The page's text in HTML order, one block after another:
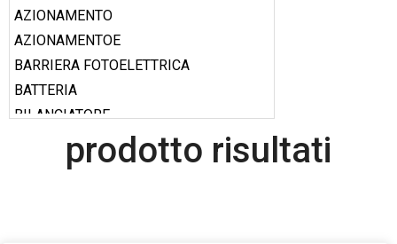
AZIONAMENTO
AZIONAMENTOE
BARRIERA FOTOELETTRICA
BATTERIA
BILANCIATORE
BOOSTERprodotto risultati